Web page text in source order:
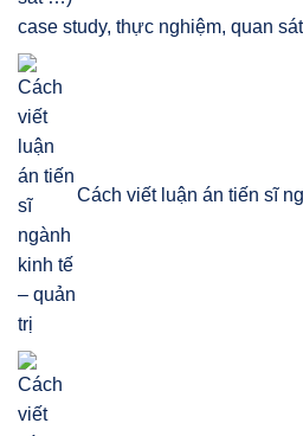
case study, thực nghiệm, quan
Cách viết luận án tiến sĩ